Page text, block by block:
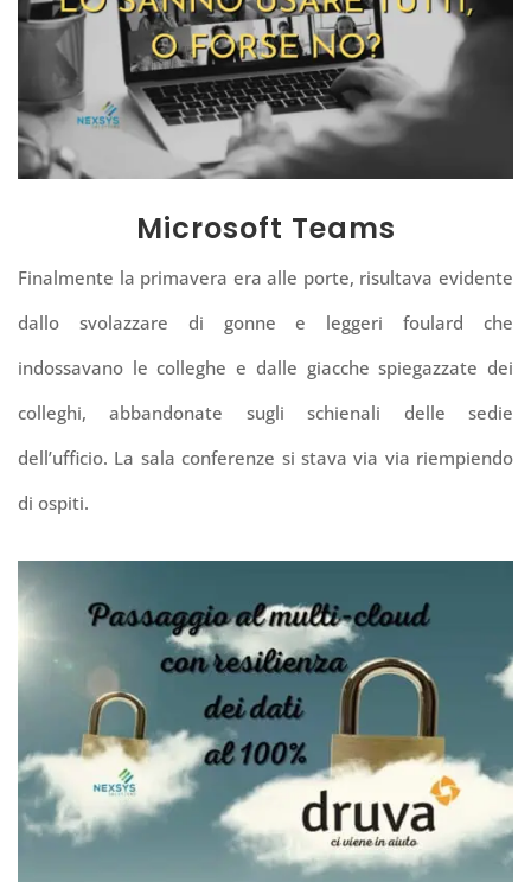
Microsoft Teams
Finalmente la primavera era alle porte, risultava evidente
dallo svolazzare di gonne e leggeri foulard che
indossavano le colleghe e dalle giacche spiegazzate dei
colleghi, abbandonate sugli schienali delle sedie
dell’ufficio. La sala conferenze si stava via via riempiendo
di ospiti.